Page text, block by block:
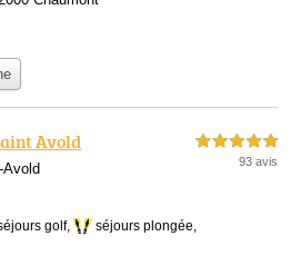
Avold
Avold
5,0 étoiles sur 5
93 avis
golf, séjours plongée